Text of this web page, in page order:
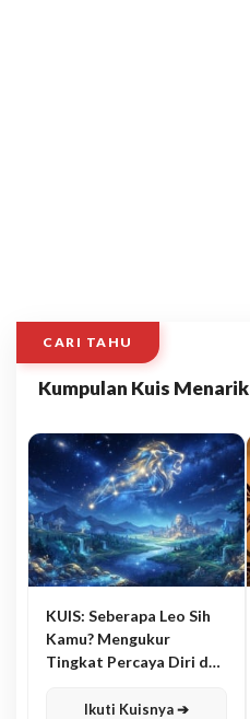
CARI TAHU
Kumpulan Kuis Menarik
KUIS: Seberapa Leo Sih
Kamu? Mengukur
Tingkat Percaya Diri dan
Ikuti Kuisnya ➔